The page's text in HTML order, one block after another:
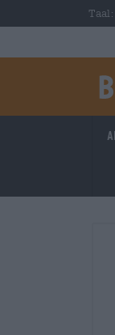
Skip to main content
Taal: